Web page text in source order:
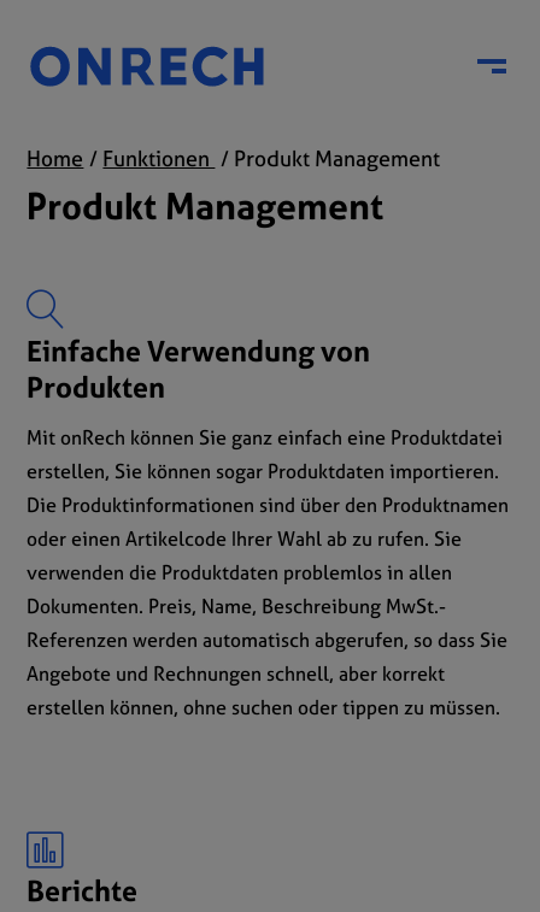
Menu
Home Funktionen Produkt Management
Produkt Management
Einfache Verwendung von
Produkten
Mit onRech können Sie ganz einfach eine Produktdatei
erstellen, Sie können sogar Produktdaten importieren.
Die Produktinformationen sind über den Produktnamen
oder einen Artikelcode Ihrer Wahl ab zu rufen. Sie
verwenden die Produktdaten problemlos in allen
Dokumenten. Preis, Name, Beschreibung MwSt.-
Referenzen werden automatisch abgerufen, so dass Sie
Angebote und Rechnungen schnell, aber korrekt
erstellen können, ohne suchen oder tippen zu müssen.
Berichte